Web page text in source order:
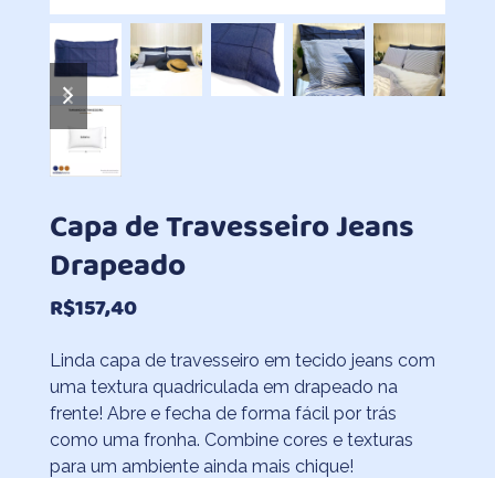
previous
slide
next
slide
Capa de Travesseiro Jeans
Drapeado
R$157,40
Linda capa de travesseiro em tecido jeans com
uma textura quadriculada em drapeado na
frente! Abre e fecha de forma fácil por trás
como uma fronha. Combine cores e texturas
para um ambiente ainda mais chique!